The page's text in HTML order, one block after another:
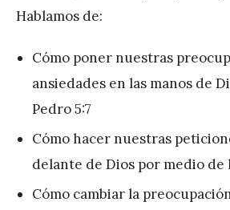
Hablamos de:
Cómo poner nuestras
ansiedades en las manos de
Pedro 5:7
Cómo hacer nuestras
delante de Dios por medio de
Cómo cambiar la